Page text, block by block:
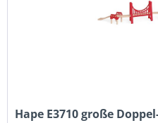
Hape E3710 große